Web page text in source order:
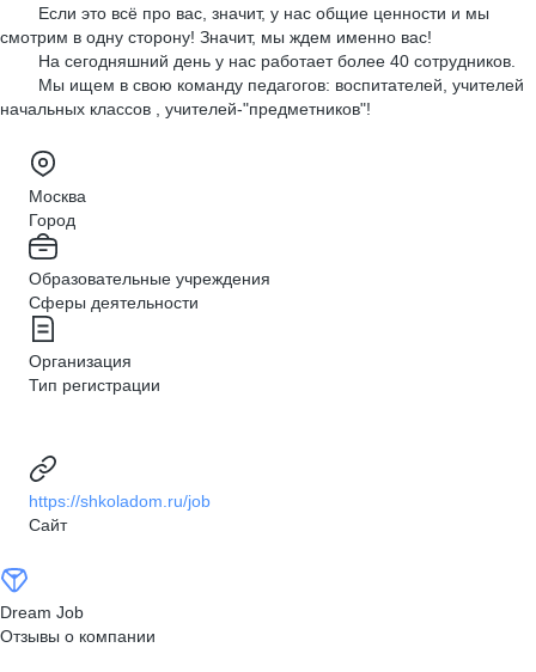
Если это всё про вас, значит, у нас общие ценности и мы
смотрим в одну сторону! Значит, мы ждем именно вас!
На сегодняшний день у нас работает более 40 сотрудников.
Мы ищем в свою команду педагогов: воспитателей, учителей
начальных классов , учителей-"предметников"!
Москва
Город
Образовательные учреждения
Сферы деятельности
Организация
Тип регистрации
https://shkoladom.ru/job
Сайт
Dream Job
Отзывы о компании